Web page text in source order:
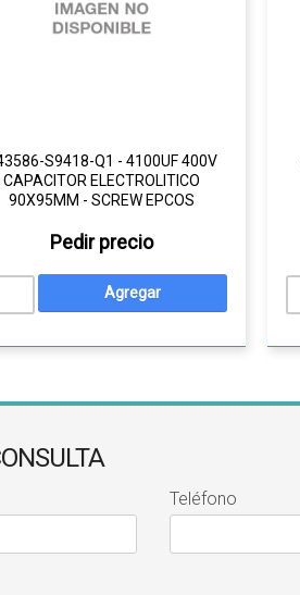
S9418-Q1 - 4100UF 400V
CAPACITOR ELECTROLITICO
90X95MM - SCREW EPCOS
Pedir precio
Teléfono